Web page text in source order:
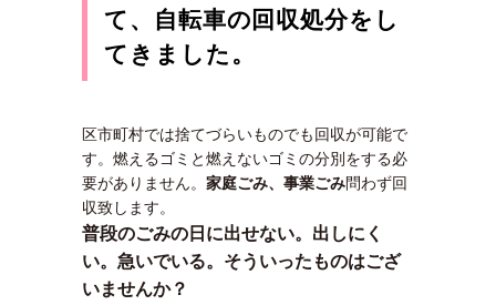
て、自転車の回収処分をし
てきました。
区市町村では捨てづらいものでも回収が可能で
す。燃えるゴミと燃えないゴミの分別をする必
要がありません。 家庭ごみ、事業ごみ問わず回
収致します。
普段のごみの日に出せない。出しにく
い。急いでいる。そういったものはござ
いませんか？